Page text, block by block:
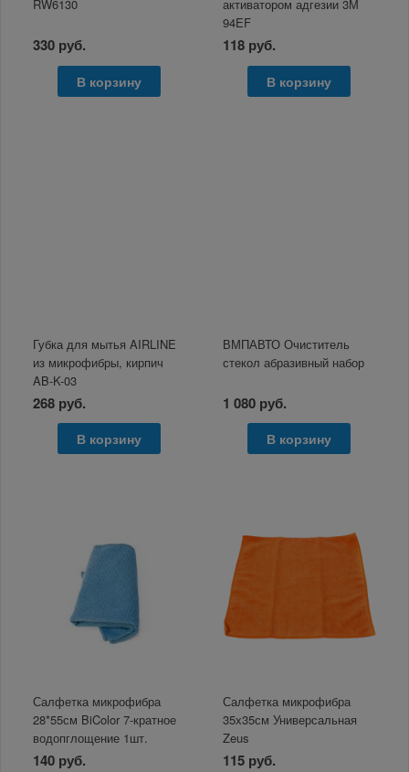
RW6130
330 руб.
В корзину
активатором адгезии 3М
94EF
118 руб.
В корзину
Губка для мытья AIRLINE
из микрофибры, кирпич
AB-K-03
268 руб.
В корзину
ВМПАВТО Очиститель
стекол абразивный набор
1 080 руб.
В корзину
Салфетка микрофибра
28*55см BiColor 7-кратное
водопглощение 1шт.
140 руб.
Салфетка микрофибра
35х35см Универсальная
Zeus
115 руб.